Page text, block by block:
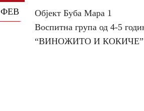
ФЕВ
Објект Буба Мара 1
Воспитна група од 4-5
“ВИНОЖИТО И КОКИЧЕ” –